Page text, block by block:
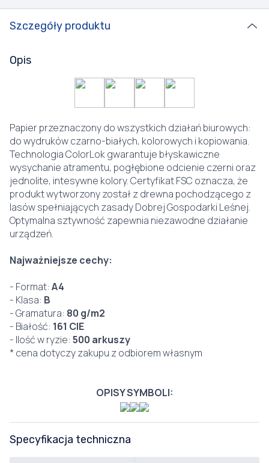
Szczegóły produktu
Opis
Papier przeznaczony do wszystkich działań biurowych:
do wydruków czarno-białych, kolorowych i kopiowania.
Technologia ColorLok gwarantuje błyskawiczne
wysychanie atramentu, pogłębione odcienie czerni oraz
jednolite, intesywne kolory. Certyfikat FSC oznacza, że
produkt wytworzony został z drewna pochodzącego z
lasów spełniających zasady Dobrej Gospodarki Leśnej.
Optymalna sztywność zapewnia niezawodne działanie
urządzeń.
Najważniejsze cechy:
- Format: A4
- Klasa: B
- Gramatura: 80 g/m2
- Białość: 161 CIE
- Ilość w ryzie: 500 arkuszy
* cena dotyczy zakupu z odbiorem własnym
OPISY SYMBOLI:
Specyfikacja techniczna